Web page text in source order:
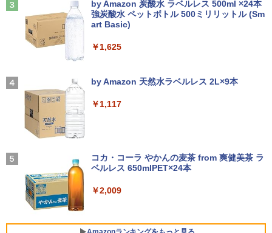
￥14,300
ノートパソコン14インチ 極軽量約965g
GB SSD1TB 薄い軽い FHD液晶 type-C
WIFI Bluetooth 中古ノートパソコン Off
ice付き 5GWIFI Bluetooth最新Microso
ftOffice2024可 Windows11
古ノートパソコン 第11世代 Core i5 メモ
リ16GB M.2 SSD256GB 13.3インチ フ
book G83/HS 初期設定済 すぐ使える 90
￥66,248
ore i7 第4世代 Office付き メモリ16GB
SSD512GB 初期設定済 ホワイト ブラッ
ク
4
GMKtec GMK-K8 PLUS-32/1T-W11Pro
￥6,930
門サエコ ]
￥878
￥572
ンク
￥-
レスイヤホン bluetooth イヤホン V12 小型
軽量 ブルートゥースHi-Fi 最大36時間再生 ぶ
るーとゅーす コードレス ENCノイズキャン
セリング 自動ペアリング Type-C充電 マイク
￥1,964
Xiaomi シャオミ REDMI Buds 8 Lite ワイヤ
￥250
￥250
by Amazon 炭酸水 ラベルレス 500ml ×24本
強炭酸水 ペットボトル 500ミリリットル (Sm
art Basic)
￥1,625
by Amazon 天然水ラベルレス 2L×9本
￥1,117
コカ・コーラ やかんの麦茶 from 爽健美茶 ラ
ベルレス 650mlPET×24本
￥2,009